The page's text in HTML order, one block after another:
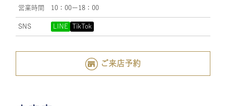
営業時間 10：00ー18：00
SNS LINE TikTok
ご来店予約